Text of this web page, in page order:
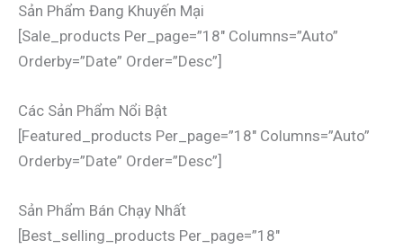
Sản Phẩm Đang Khuyến Mại
[sale_products Per_page=”18″ Columns=”auto”
Orderby=”date” Order=”desc”]
Các Sản Phẩm Nổi Bật
[featured_products Per_page=”18″ Columns=”auto”
Orderby=”date” Order=”desc”]
Sản Phẩm Bán Chạy Nhất
[best_selling_products Per_page=”18″